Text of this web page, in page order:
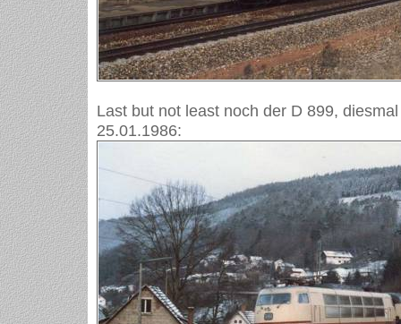
Last but not least noch der D 899,
25.01.1986: